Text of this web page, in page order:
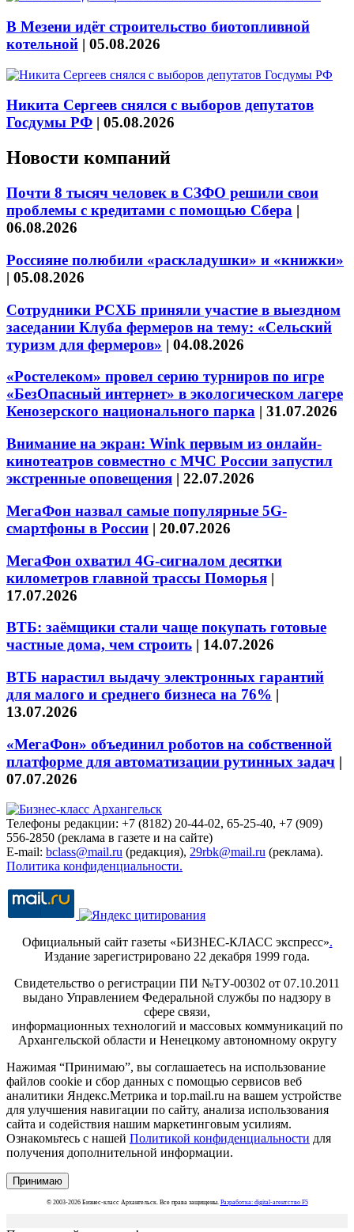
В Мезени идёт строительство биотопливной
котельной | 05.08.2026
Никита Сергеев снялся с выборов депутатов
Госдумы РФ | 05.08.2026
Новости компаний
Почти 8 тысяч человек в СЗФО решили свои
проблемы с кредитами с помощью Сбера |
06.08.2026
Россияне полюбили «раскладушки» и «книжки»
| 05.08.2026
Сотрудники РСХБ приняли участие в выездном
заседании Клуба фермеров на тему: «Сельский
туризм для фермеров» | 04.08.2026
«Ростелеком» провел серию турниров по игре
«БезОпасный интернет» в экологическом лагере
Кенозерского национального парка | 31.07.2026
Внимание на экран: Wink первым из онлайн-
кинотеатров совместно с МЧС России запустил
экстренные оповещения | 22.07.2026
МегаФон назвал самые популярные 5G-
смартфоны в России | 20.07.2026
МегаФон охватил 4G-сигналом десятки
километров главной трассы Поморья |
17.07.2026
ВТБ: заёмщики стали чаще покупать готовые
частные дома, чем строить | 14.07.2026
ВТБ нарастил выдачу электронных гарантий
для малого и среднего бизнеса на 76% |
13.07.2026
«МегаФон» объединил роботов на собственной
платформе для автоматизации рутинных задач |
07.07.2026
Телефоны редакции: +7 (8182) 20-44-02, 65-25-40, +7 (909)
556-2850 (реклама в газете и на сайте)
E-mail: bclass@mail.ru (редакция), 29rbk@mail.ru (реклама).
Политика конфиденциальности.
Официальный сайт газеты «БИЗНЕС-КЛАСС экспресс».
Издание зарегистрировано 22 декабря 1999 года.
Свидетельство о регистрации ПИ №ТУ-00302 от 07.10.2011
выдано Управлением Федеральной службы по надзору в
сфере связи,
информационных технологий и массовых коммуникаций по
Архангельской области и Ненецкому автономному округу
Нажимая “Принимаю”, вы соглашаетесь на использование
файлов cookie и сбор данных с помощью сервисов веб
аналитики Яндекс.Метрика и top.mail.ru на вашем устройстве
для улучшения навигации по сайту, анализа использования
сайта и содействия нашим маркетинговым усилиям.
Ознакомьтесь с нашей Политикой конфиденциальности для
получения дополнительной информации.
Принимаю
© 2003-2026 Бизнес-класс Архангельск. Все права защищены. Разработка: digital-агентство F5